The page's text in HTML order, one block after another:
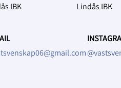
IBK Lindås IBK